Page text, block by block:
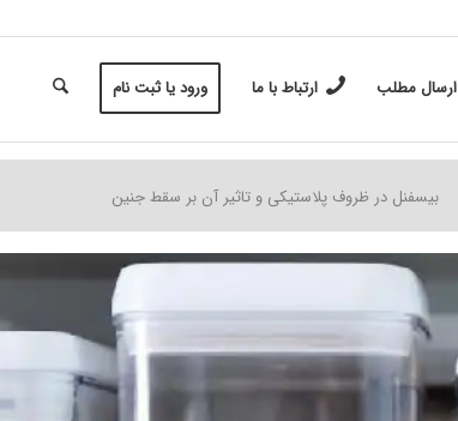
ارسال مطلب ارتباط با ما ورود یا ثبت نام
بیسفنل در ظروف پلاستیکی و تاثیر آن بر سقط جنین